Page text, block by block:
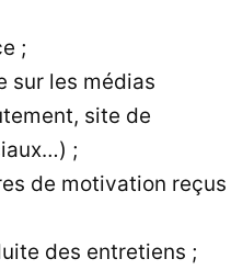
;
sur les médias
site de
;
de motivation reçus
des entretiens ;